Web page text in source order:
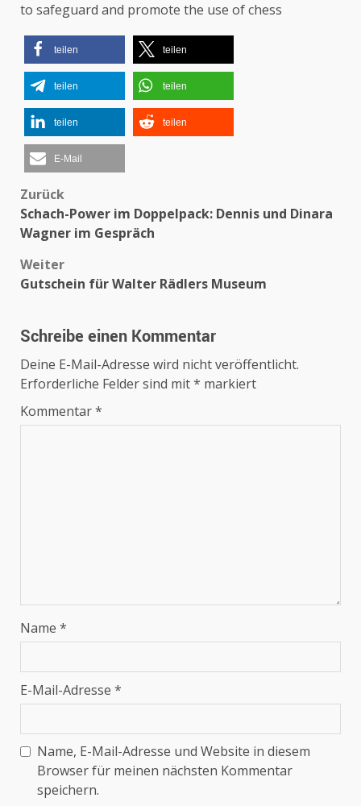
to safeguard and promote the use of chess
teilen teilen
teilen teilen
teilen teilen
E-Mail
Beitragsnavigation
Zurück
Schach-Power im Doppelpack: Dennis und Dinara
Wagner im Gespräch
Weiter
Gutschein für Walter Rädlers Museum
Schreibe einen Kommentar
Deine E-Mail-Adresse wird nicht veröffentlicht.
Erforderliche Felder sind mit* markiert
Kommentar*
Name *
E-Mail-Adresse *
Name, E-Mail-Adresse und Website in diesem
Browser für meinen nächsten Kommentar
speichern.